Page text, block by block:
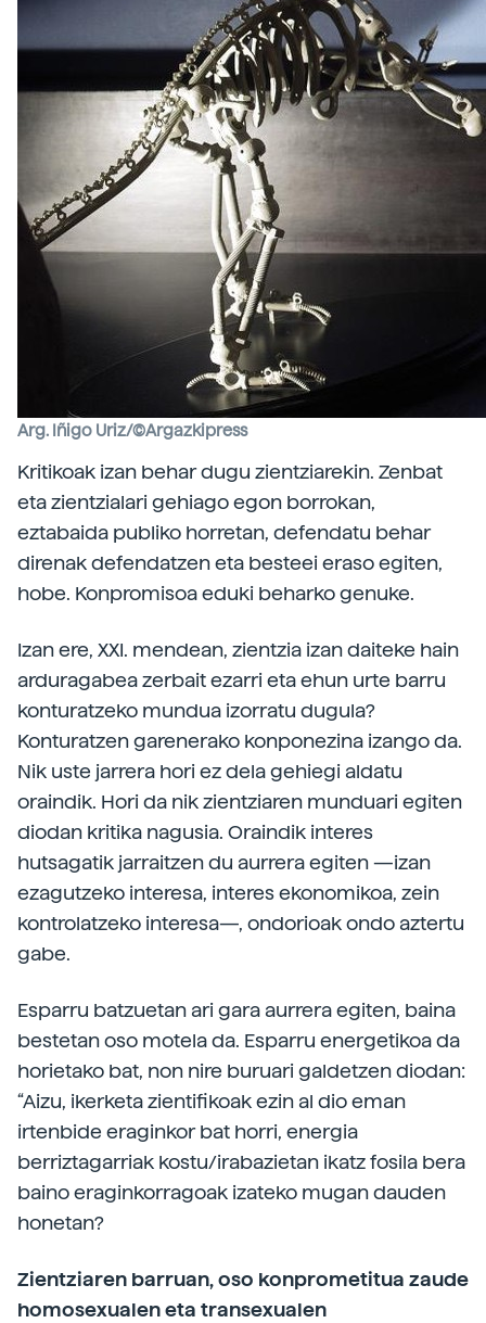
Arg. Iñigo Uriz/©Argazkipress
Kritikoak izan behar dugu zientziarekin. Zenbat
eta zientzialari gehiago egon borrokan,
eztabaida publiko horretan, defendatu behar
direnak defendatzen eta besteei eraso egiten,
hobe. Konpromisoa eduki beharko genuke.
Izan ere, XXI. mendean, zientzia izan daiteke hain
arduragabea zerbait ezarri eta ehun urte barru
konturatzeko mundua izorratu dugula?
Konturatzen garenerako konponezina izango da.
Nik uste jarrera hori ez dela gehiegi aldatu
oraindik. Hori da nik zientziaren munduari egiten
diodan kritika nagusia. Oraindik interes
hutsagatik jarraitzen du aurrera egiten —izan
ezagutzeko interesa, interes ekonomikoa, zein
kontrolatzeko interesa—, ondorioak ondo aztertu
gabe.
Esparru batzuetan ari gara aurrera egiten, baina
bestetan oso motela da. Esparru energetikoa da
horietako bat, non nire buruari galdetzen diodan:
“Aizu, ikerketa zientifikoak ezin al dio eman
irtenbide eraginkor bat horri, energia
berriztagarriak kostu/irabazietan ikatz fosila bera
baino eraginkorragoak izateko mugan dauden
honetan?
Zientziaren barruan, oso konprometitua zaude
homosexualen eta transexualen